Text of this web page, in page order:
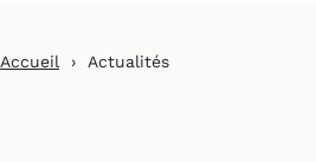
Accueil › Actualités